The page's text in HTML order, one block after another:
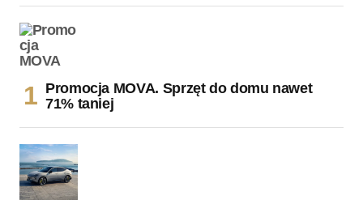
Promocja MOVA. Sprzęt do domu nawet
71% taniej